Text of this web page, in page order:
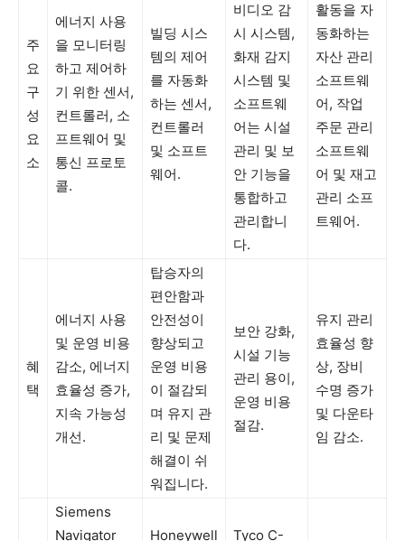
주
요
구
성
요
소
에너지 사용
을 모니터링
하고 제어하
기 위한 센서,
컨트롤러, 소
프트웨어 및
통신 프로토
콜.
빌딩 시스
템의 제어
를 자동화
하는 센서,
컨트롤러
및 소프트
웨어.
비디오 감
시 시스템,
화재 감지
시스템 및
소프트웨
어는 시설
관리 및 보
안 기능을
통합하고
관리합니
다.
활동을 자
동화하는
자산 관리
소프트웨
어, 작업
주문 관리
소프트웨
어 및 재고
관리 소프
트웨어.
혜
택
에너지 사용
및 운영 비용
감소, 에너지
효율성 증가,
지속 가능성
개선.
탑승자의
편안함과
안전성이
향상되고
운영 비용
이 절감되
며 유지 관
리 및 문제
해결이 쉬
워집니다.
보안 강화,
시설 기능
관리 용이,
운영 비용
절감.
유지 관리
효율성 향
상, 장비
수명 증가
및 다운타
임 감소.
Siemens
Navigator
Honeywell Tyco C-